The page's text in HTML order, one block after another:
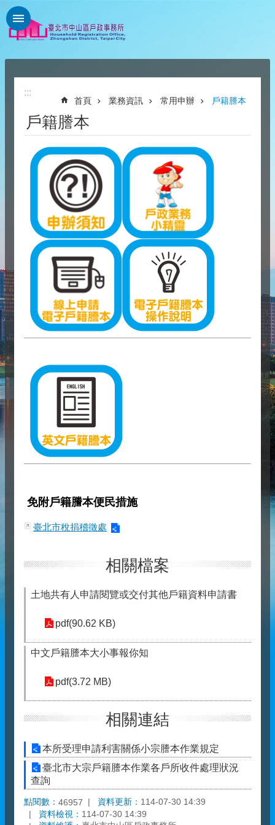
跳到主要內容區塊
:::
:::
首頁 業務資訊 常用申辦 戶籍謄本
戶籍謄本
免附戶籍謄本便民措施
臺北市稅捐稽徵處
相關檔案
土地共有人申請閱覽或交付其他戶籍資料申請書
pdf(90.62 KB)
中文戶籍謄本大小事報你知
pdf(3.72 MB)
相關連結
本所受理申請利害關係小宗謄本作業規定
臺北市大宗戶籍謄本作業各戶所收件處理狀況
查詢
點閱數： 46957 資料更新： 114-07-30 14:39
資料檢視： 114-07-30 14:39